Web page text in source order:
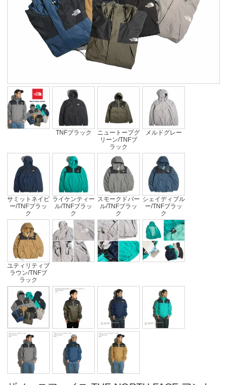
TNFブラック
ニュートープグ
リーン/TNFブ
ラック
メルドグレー
サミットネイビ
ー/TNFブラッ
ク
ライケンティー
ル/TNFブラッ
ク
スモークドパー
ル/TNFブラッ
ク
シェイディブル
ー/TNFブラッ
ク
ユティリティブ
ラウン/TNFブ
ラック